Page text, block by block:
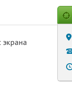
экрана